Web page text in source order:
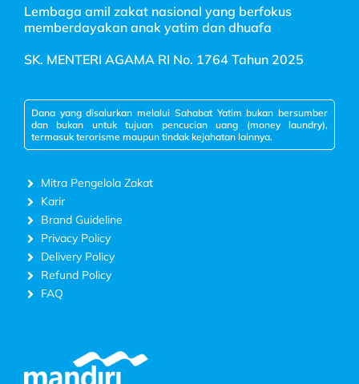
Lembaga amil zakat nasional yang berfokus
memberdayakan anak yatim dan dhuafa
SK. MENTERI AGAMA RI No. 1764 Tahun 2025
Dana yang disalurkan melalui Sahabat Yatim bukan bersumber
dan bukan untuk tujuan pencucian uang (money laundry),
termasuk terorisme maupun tindak kejahatan lainnya.
Mitra Pengelola Zakat
Karir
Brand Guideline
Privacy Policy
Delivery Policy
Refund Policy
FAQ